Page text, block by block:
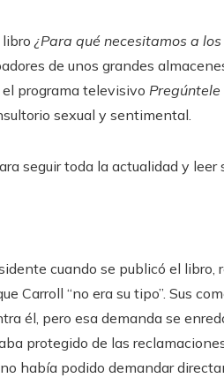
¿Para qué necesitamos a
de unos grandes
programa televisivo Pregúntele
sexual y sentimental.
seguir toda la actualidad y leer
cuando se publicó el
Carroll “no era su tipo”. Sus
él, pero esa demanda se
protegido de las
había podido demandar